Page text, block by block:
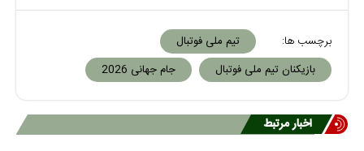
برچسب ها:
تیم ملی فوتبال
بازیکنان تیم ملی فوتبال
جام جهانی 2026
اخبار مرتبط